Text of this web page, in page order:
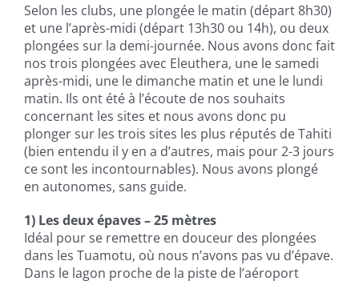
Selon les clubs, une plongée le matin (départ 8h30)
et une l’après-midi (départ 13h30 ou 14h), ou deux
plongées sur la demi-journée. Nous avons donc fait
nos trois plongées avec Eleuthera, une le samedi
après-midi, une le dimanche matin et une le lundi
matin. Ils ont été à l’écoute de nos souhaits
concernant les sites et nous avons donc pu
plonger sur les trois sites les plus réputés de Tahiti
(bien entendu il y en a d’autres, mais pour 2-3 jours
ce sont les incontournables). Nous avons plongé
en autonomes, sans guide.
1) Les deux épaves – 25 mètres
Idéal pour se remettre en douceur des plongées
dans les Tuamotu, où nous n’avons pas vu d’épave.
Dans le lagon proche de la piste de l’aéroport